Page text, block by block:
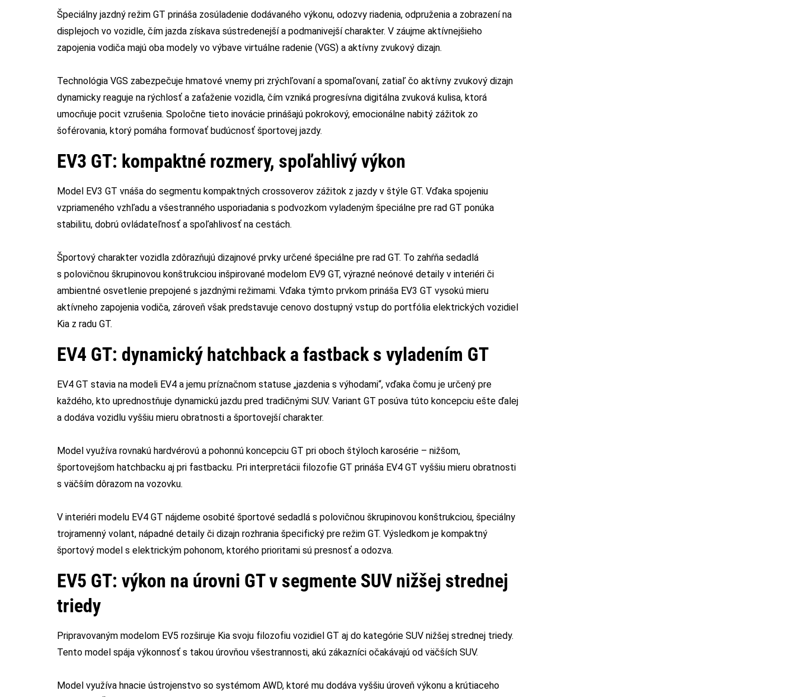
Špeciálny jazdný režim GT prináša zosúladenie dodávaného výkonu, odozvy riadenia, odpruženia a zobrazení na
displejoch vo vozidle, čím jazda získava sústredenejší a podmanivejší charakter. V záujme aktívnejšieho
zapojenia vodiča majú oba modely vo výbave virtuálne radenie (VGS) a aktívny zvukový dizajn.
Technológia VGS zabezpečuje hmatové vnemy pri zrýchľovaní a spomaľovaní, zatiaľ čo aktívny zvukový dizajn
dynamicky reaguje na rýchlosť a zaťaženie vozidla, čím vzniká progresívna digitálna zvuková kulisa, ktorá
umocňuje pocit vzrušenia. Spoločne tieto inovácie prinášajú pokrokový, emocionálne nabitý zážitok zo
šoférovania, ktorý pomáha formovať budúcnosť športovej jazdy.
EV3 GT: kompaktné rozmery, spoľahlivý výkon
Model EV3 GT vnáša do segmentu kompaktných crossoverov zážitok z jazdy v štýle GT. Vďaka spojeniu
vzpriameného vzhľadu a všestranného usporiadania s podvozkom vyladeným špeciálne pre rad GT ponúka
stabilitu, dobrú ovládateľnosť a spoľahlivosť na cestách.
Športový charakter vozidla zdôrazňujú dizajnové prvky určené špeciálne pre rad GT. To zahŕňa sedadlá
s polovičnou škrupinovou konštrukciou inšpirované modelom EV9 GT, výrazné neónové detaily v interiéri či
ambientné osvetlenie prepojené s jazdnými režimami. Vďaka týmto prvkom prináša EV3 GT vysokú mieru
aktívneho zapojenia vodiča, zároveň však predstavuje cenovo dostupný vstup do portfólia elektrických vozidiel
Kia z radu GT.
EV4 GT: dynamický hatchback a fastback s vyladením GT
EV4 GT stavia na modeli EV4 a jemu príznačnom statuse „jazdenia s výhodami“, vďaka čomu je určený pre
každého, kto uprednostňuje dynamickú jazdu pred tradičnými SUV. Variant GT posúva túto koncepciu ešte ďalej
a dodáva vozidlu vyššiu mieru obratnosti a športovejší charakter.
Model využíva rovnakú hardvérovú a pohonnú koncepciu GT pri oboch štýloch karosérie – nižšom,
športovejšom hatchbacku aj pri fastbacku. Pri interpretácii filozofie GT prináša EV4 GT vyššiu mieru obratnosti
s väčším dôrazom na vozovku.
V interiéri modelu EV4 GT nájdeme osobité športové sedadlá s polovičnou škrupinovou konštrukciou, špeciálny
trojramenný volant, nápadné detaily či dizajn rozhrania špecifický pre režim GT. Výsledkom je kompaktný
športový model s elektrickým pohonom, ktorého prioritami sú presnosť a odozva.
EV5 GT: výkon na úrovni GT v segmente SUV nižšej strednej
triedy
Pripravovaným modelom EV5 rozširuje Kia svoju filozofiu vozidiel GT aj do kategórie SUV nižšej strednej triedy.
Tento model spája výkonnosť s takou úrovňou všestrannosti, akú zákazníci očakávajú od väčších SUV.
Model využíva hnacie ústrojenstvo so systémom AWD, ktoré mu dodáva vyššiu úroveň výkonu a krútiaceho